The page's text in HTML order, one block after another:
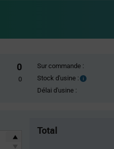
0
0
Sur commande :
Stock d'usine :
Stock
Délai d'usine :
Total